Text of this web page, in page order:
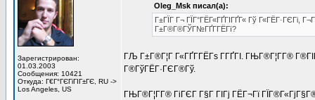
Зарегистрирован:
01.03.2003
Сообщения: 10421
Откуда: Г€Г°ГЄГіГІГ±ГЄ, RU ->
Los Angeles, US
Oleg_Msk писал(а):
Г±ГЇГ Г¬ ГЇГ°ГЁГ«ГҐГІГҐГ« Гў Г«ГЁГ·ГЄГі,
Г±Г®Г®ГЎГ№ГҐГ­ГЁГї?
ГЉ Г±Г®Г¦Г Г«ГҐГ­ГЁГѕ Г­ГҐГІ. ГЊГ®Г¦Г­Г®
Г®ГўГЁГ·ГЄГ®Гў.
ГЊГ®Г¦Г­Г® ГіГЄГ Г§Г ГІГј ГЁГ¬Гї